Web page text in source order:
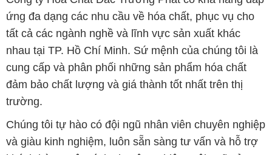
đảm bảo chất lượng và giá thành tốt nhất trên thị
trường.
Chúng tôi tự hào có đội ngũ nhân viên chuyên nghiệp
và giàu kinh nghiệm, luôn sẵn sàng tư vấn và hỗ trợ
khách hàng một cách chuyên nghiệp. Đội ngũ của
chúng tôi đảm bảo mang lại sự hài lòng và thành
công cho khách hàng.
Để biết thêm thông tin chi tiết và được tư vấn, quý